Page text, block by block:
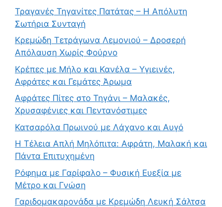
Τραγανές Τηγανίτες Πατάτας – Η Απόλυτη
Σωτήρια Συνταγή
Κρεμώδη Τετράγωνα Λεμονιού – Δροσερή
Απόλαυση Χωρίς Φούρνο
Κρέπες με Μήλο και Κανέλα – Υγιεινές,
Αφράτες και Γεμάτες Άρωμα
Αφράτες Πίτες στο Τηγάνι – Μαλακές,
Χρυσαφένιες και Πεντανόστιμες
Κατσαρόλα Πρωινού με Λάχανο και Αυγό
Η Τέλεια Απλή Μηλόπιτα: Αφράτη, Μαλακή και
Πάντα Επιτυχημένη
Ρόφημα με Γαρίφαλο – Φυσική Ευεξία με
Μέτρο και Γνώση
Γαριδομακαρονάδα με Κρεμώδη Λευκή Σάλτσα